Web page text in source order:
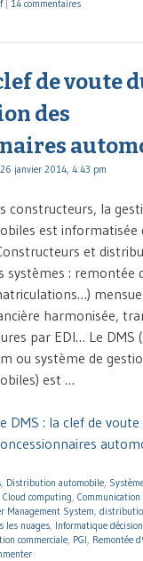
14 commentaires
de voute
des
26 janvier 2014, 4:43 pm
constructeurs, la
est informatisée
et
systèmes : remontée
harmonisée,
par EDI… Le DMS
ou système de
est …
DMS : la clef de
Distribution automobile
Cloud computing Communication
Management System
les nuages Informatique
commerciale PGI Remontée